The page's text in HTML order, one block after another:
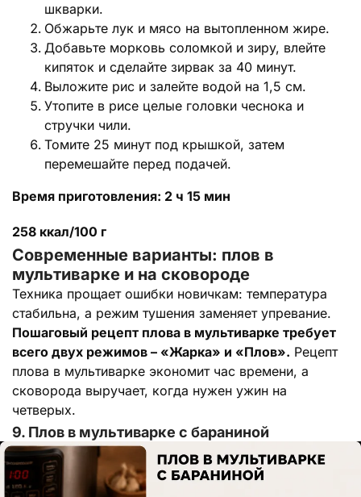
шкварки.
Обжарьте лук и мясо на вытопленном жире.
Добавьте морковь соломкой и зиру, влейте
кипяток и сделайте зирвак за 40 минут.
Выложите рис и залейте водой на 1,5 см.
Утопите в рисе целые головки чеснока и
стручки чили.
Томите 25 минут под крышкой, затем
перемешайте перед подачей.
Время приготовления: 2 ч 15 мин
258 ккал/100 г
Современные варианты: плов в
мультиварке и на сковороде
Техника прощает ошибки новичкам: температура
стабильна, а режим тушения заменяет упревание.
Пошаговый рецепт плова в мультиварке требует
всего двух режимов – «Жарка» и «Плов». Рецепт
плова в мультиварке экономит час времени, а
сковорода выручает, когда нужен ужин на
четверых.
9. Плов в мультиварке с бараниной